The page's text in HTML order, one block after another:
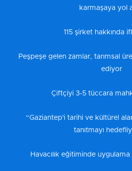
karmaşaya yol
115 şirket hakkında
Peşpeşe gelen zamlar, tarımsal
ediyor
Çiftçiyi 3-5 tüccara
“Gaziantep'i tarihi ve kültürel
tanıtmayı
Havacılık eğitiminde